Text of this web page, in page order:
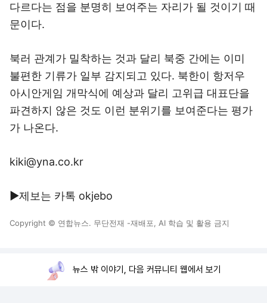
다르다는 점을 분명히 보여주는 자리가 될 것이기 때
문이다.
북러 관계가 밀착하는 것과 달리 북중 간에는 이미
불편한 기류가 일부 감지되고 있다. 북한이 항저우
아시안게임 개막식에 예상과 달리 고위급 대표단을
파견하지 않은 것도 이런 분위기를 보여준다는 평가
가 나온다.
kiki@yna.co.kr
▶제보는 카톡 okjebo
Copyright © 연합뉴스. 무단전재 -재배포, AI 학습 및 활용 금지
뉴스 밖 이야기, 다음 커뮤니티 웹에서 보기